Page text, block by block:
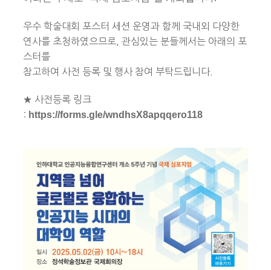
우수 학술대회 포스터 세션 운영과 함께 국내외 다양한
연사를 초청하였으므로, 관심있는 분들께서는 아래의 포
스터를
참고하여 사전 등록 및 행사 참여 부탁드립니다.
★ 사전등록 링크
: https://forms.gle/wndhsX8apqqero118